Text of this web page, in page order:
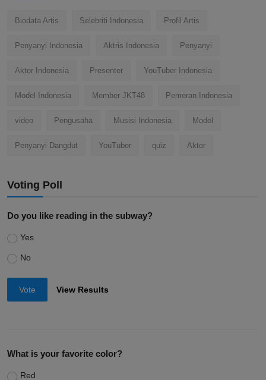
Biodata Artis Selebriti Indonesia Profil Artis
Penyanyi Indonesia Aktris Indonesia Penyanyi
Aktor Indonesia Presenter YouTuber Indonesia
Model Indonesia Member JKT48 Pemeran Indonesia
video Pengusaha Musisi Indonesia Model
Penyanyi Dangdut YouTuber quiz Aktor
Voting Poll
Do you like reading in the subway?
Yes
No
Vote View Results
What is your favorite color?
Red